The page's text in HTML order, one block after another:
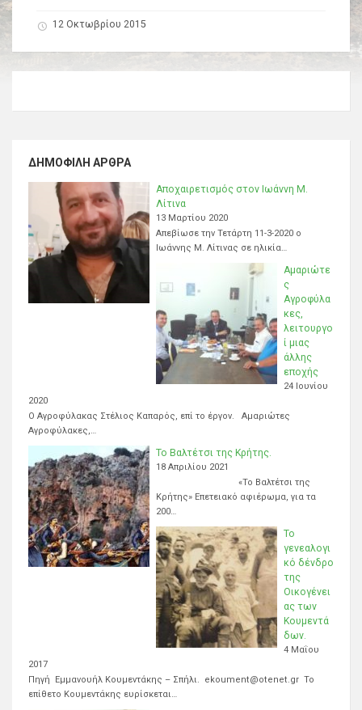
12 Οκτωβρίου 2015
ΔΗΜΟΦΙΛΉ ΆΡΘΡΑ
Αποχαιρετισμός στον Ιωάννη Μ.
Λίτινα
13 Μαρτίου 2020
Απεβίωσε την Τετάρτη 11-3-2020 ο
Ιωάννης Μ. Λίτινας σε ηλικία…
Αμαριώτε
ς
Αγροφύλα
κες,
λειτουργο
ί μιας
άλλης
εποχής
24 Ιουνίου
2020
Ο Αγροφύλακας Στέλιος Καπαρός, επί το έργον. Αμαριώτες
Αγροφύλακες,…
Το Βαλτέτσι της Κρήτης.
18 Απριλίου 2021
«Το Βαλτέτσι της
Κρήτης» Επετειακό αφιέρωμα, για τα
200…
Το
γενεαλογι
κό δένδρο
της
Οικογένει
ας των
Κουμεντά
δων.
4 Μαΐου
2017
Πηγή Εμμανουήλ Κουμεντάκης – Σπήλι. ekoument@otenet.gr Το
επίθετο Κουμεντάκης ευρίσκεται…